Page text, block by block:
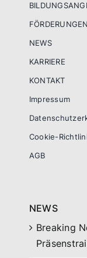
FÖRDERUNGEN
NEWS
KARRIERE
KONTAKT
Impressum
Cookie-
AGB
NEWS
Breaking